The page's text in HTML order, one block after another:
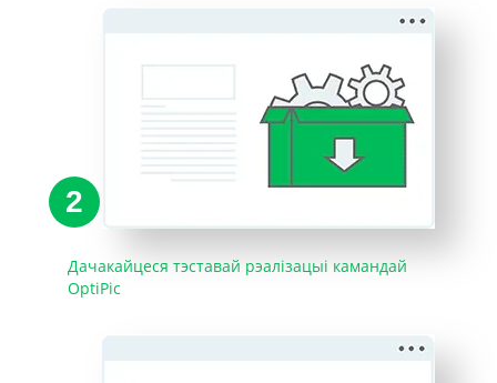
2
Дачакайцеся тэставай рэалізацыі камандай
OptiPic